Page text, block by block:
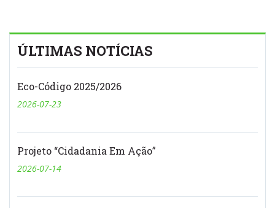
ÚLTIMAS NOTÍCIAS
Eco-Código 2025/2026
2026-07-23
Projeto “Cidadania Em Ação”
2026-07-14